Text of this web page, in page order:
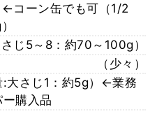
←コーン缶でも可（1/2
さじ5～8：約70～100g）
（少々）
:大さじ1：約5g）←業務
ー購入品